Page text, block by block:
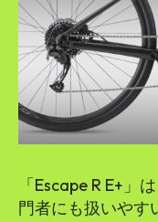
「Escape R E+」
門者にも扱いやす